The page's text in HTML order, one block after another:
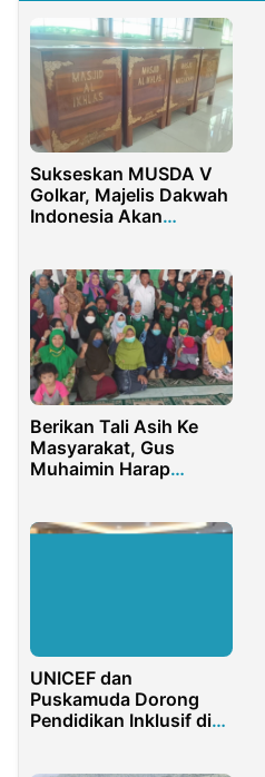
Sukseskan MUSDA V
Golkar, Majelis Dakwah
Indonesia Akan
Berikan Tali Asih Ke
Masyarakat, Gus
Muhaimin Harap
UNICEF dan
Puskamuda Dorong
Pendidikan Inklusif di